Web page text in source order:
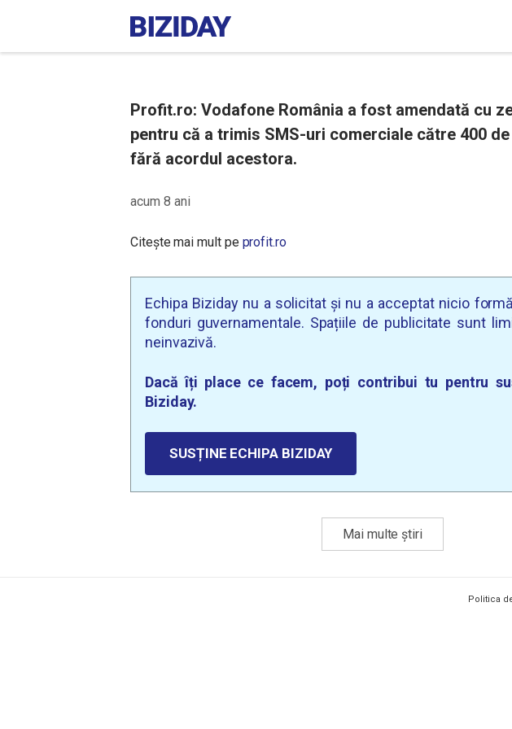
Profit.ro: Vodafone România a fost amendată cu
pentru că a trimis SMS-uri comerciale către 400
fără acordul acestora.
acum 8 ani
Citește mai mult pe profit.ro
Echipa Biziday nu a solicitat și nu a acceptat nicio
fonduri guvernamentale. Spațiile de publicitate sunt
neinvazivă.
Dacă îți place ce facem, poți contribui tu pentru
Biziday.
SUSȚINE ECHIPA BIZIDAY
Mai multe știri
Politica